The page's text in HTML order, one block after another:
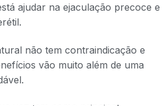
ajudar na ejaculação precoce e
não tem contraindicação e
vão muito além de uma